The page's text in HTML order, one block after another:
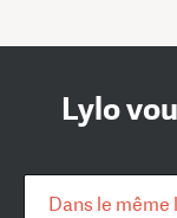
Lylo
Dans le même